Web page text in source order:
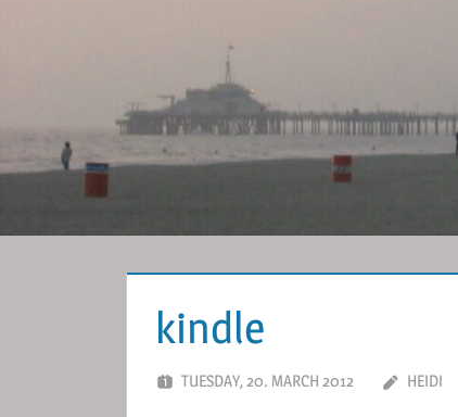
kindle
TUESDAY, 20. MARCH 2012 HEIDI